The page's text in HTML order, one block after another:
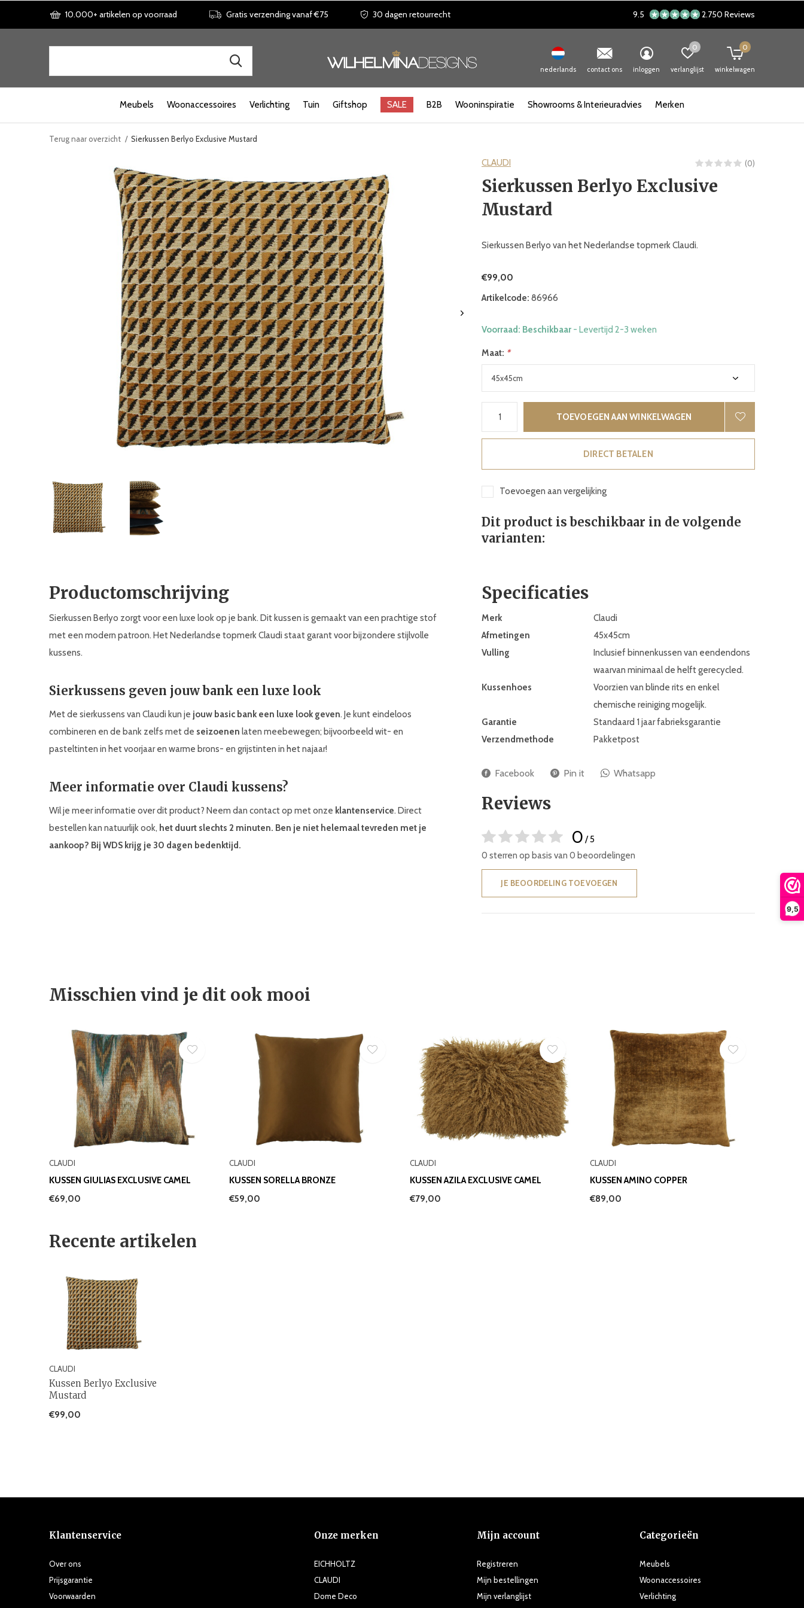
9,5
Meubels Woonaccessoires Verlichting Tuin Giftshop SALE B2B Wooninspiratie Showrooms & Interieuradvies Merken
nederlands contact ons inloggen verlanglijst
0
winkelwagen
0
10.000+ artikelen op voorraad Gratis verzending vanaf €75 30 dagen retourrecht 9.5 2.750 Reviews
Terug naar overzicht Sierkussen Berlyo Exclusive Mustard
CLAUDI (0)
Sierkussen Berlyo Exclusive
Mustard
Sierkussen Berlyo van het Nederlandse topmerk Claudi.
€99,00
Artikelcode: 86966
Voorraad: Beschikbaar - Levertijd 2-3 weken
Maat: *
TOEVOEGEN AAN WINKELWAGEN
DIRECT BETALEN
Toevoegen aan vergelijking
Dit product is beschikbaar in de volgende
varianten:
Productomschrijving
Sierkussen Berlyo zorgt voor een luxe look op je bank. Dit kussen is gemaakt van een prachtige stof
met een modern patroon. Het Nederlandse topmerk Claudi staat garant voor bijzondere stijlvolle
kussens.
Sierkussens geven jouw bank een luxe look
Met de sierkussens van Claudi kun je jouw basic bank een luxe look geven. Je kunt eindeloos
combineren en de bank zelfs met de seizoenen laten meebewegen; bijvoorbeeld wit- en
pasteltinten in het voorjaar en warme brons- en grijstinten in het najaar!
Meer informatie over Claudi kussens?
Wil je meer informatie over dit product? Neem dan contact op met onze klantenservice. Direct
bestellen kan natuurlijk ook, het duurt slechts 2 minuten. Ben je niet helemaal tevreden met je
aankoop? Bij WDS krijg je 30 dagen bedenktijd.
Specificaties
Merk
Claudi
Afmetingen
45x45cm
Vulling
Inclusief binnenkussen van eendendons
waarvan minimaal de helft gerecycled.
Kussenhoes
Voorzien van blinde rits en enkel
chemische reiniging mogelijk.
Garantie
Standaard 1 jaar fabrieksgarantie
Verzendmethode
Pakketpost
Facebook Pin it Whatsapp
Reviews
0 / 5
0 sterren op basis van 0 beoordelingen
JE BEOORDELING TOEVOEGEN
Misschien vind je dit ook mooi
CLAUDI
KUSSEN GIULIAS EXCLUSIVE CAMEL
€69,00
CLAUDI
KUSSEN SORELLA BRONZE
€59,00
CLAUDI
KUSSEN AZILA EXCLUSIVE CAMEL
€79,00
CLAUDI
KUSSEN AMINO COPPER
€89,00
Recente artikelen
CLAUDI
Kussen Berlyo Exclusive
Mustard
€99,00
Klantenservice
Over ons
Prijsgarantie
Voorwaarden
Onze merken
EICHHOLTZ
CLAUDI
Dome Deco
Mijn account
Registreren
Mijn bestellingen
Mijn verlanglijst
Categorieën
Meubels
Woonaccessoires
Verlichting